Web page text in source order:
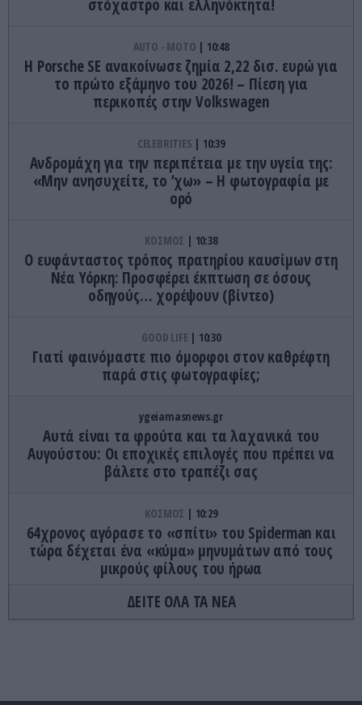
στόχαστρο και ελληνόκτητα!
AUTO - MOTO 10:48
Η Porsche SE ανακοίνωσε ζημία 2,22 δισ. ευρώ για
το πρώτο εξάμηνο του 2026! – Πίεση για
περικοπές στην Volkswagen
CELEBRITIES 10:39
Ανδρομάχη για την περιπέτεια με την υγεία της:
«Μην ανησυχείτε, το ’χω» – H φωτογραφία με
ορό
ΚΟΣΜΟΣ 10:38
Ο ευφάνταστος τρόπος πρατηρίου καυσίμων στη
Νέα Υόρκη: Προσφέρει έκπτωση σε όσους
οδηγούς… χορέψουν (βίντεο)
GOOD LIFE 10:30
Γιατί φαινόμαστε πιο όμορφοι στον καθρέφτη
παρά στις φωτογραφίες;
ygeiamasnews.gr
Αυτά είναι τα φρούτα και τα λαχανικά του
Αυγούστου: Οι εποχικές επιλογές που πρέπει να
βάλετε στο τραπέζι σας
ΚΟΣΜΟΣ 10:29
64χρονος αγόρασε το «σπίτι» του Spiderman και
τώρα δέχεται ένα «κύμα» μηνυμάτων από τους
μικρούς φίλους του ήρωα
ΔΙΕΘΝΗΣ ΑΣΦΑΛΕΙΑ 10:21
ΔΕΙΤΕ ΟΛΑ ΤΑ ΝΕΑ